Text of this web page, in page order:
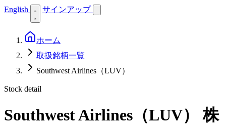
English サインアップ
ホーム
取扱銘柄一覧
Southwest Airlines（LUV）
Stock detail
Southwest Airlines（LUV）
株